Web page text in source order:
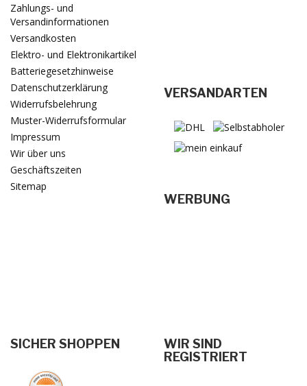
Zahlungs- und
Versandinformationen
Versandkosten
Elektro- und Elektronikartikel
Batteriegesetzhinweise
Datenschutzerklärung
Widerrufsbelehrung
Muster-Widerrufsformular
Impressum
Wir über uns
Geschäftszeiten
Sitemap
VERSANDARTEN
WERBUNG
SICHER SHOPPEN
WIR SIND
REGISTRIERT